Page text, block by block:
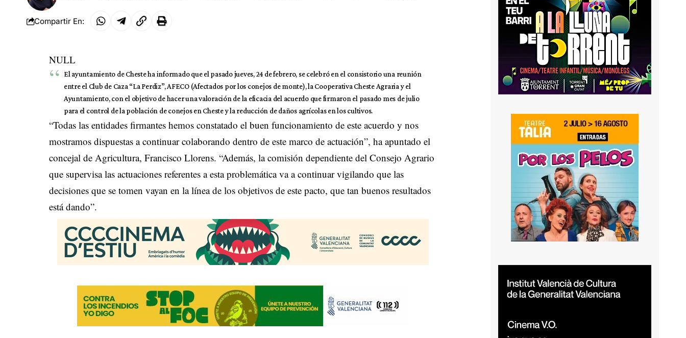
Compartir En:
NULL
El ayuntamiento de Cheste ha informado que el pasado jueves, 24 de febrero, se celebró en el consistorio una reunión
entre el Club de Caza “La Perdiz”, AFECO (Afectados por los conejos de monte), la Cooperativa Cheste Agraria y el
Ayuntamiento, con el objetivo de hacer una valoración de la eficacia del acuerdo que firmaron el pasado mes de julio
para el control de la población de conejos en Cheste y la reducción de daños agrícolas en los cultivos.
“Todas las entidades firmantes hemos constatado el buen funcionamiento de este acuerdo y nos
mostramos dispuestas a continuar colaborando dentro de este marco de actuación”, ha apuntado el
concejal de Agricultura, Francisco Llorens. “Además, la comisión dependiente del Consejo Agrario
que supervisa las actuaciones referentes a esta problemática va a continuar vigilando que las
decisiones que se tomen vayan en la línea de los objetivos de este pacto, que tan buenos resultados
está dando”.